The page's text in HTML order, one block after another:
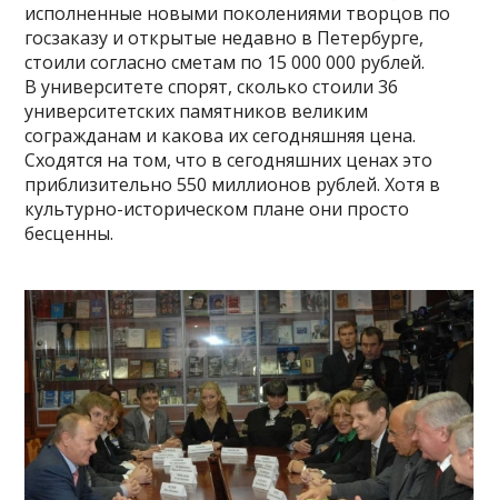
исполненные новыми поколениями творцов по
госзаказу и открытые недавно в Петербурге,
стоили согласно сметам по 15 000 000 рублей.
В университете спорят, сколько стоили 36
университетских памятников великим
согражданам и какова их сегодняшняя цена.
Сходятся на том, что в сегодняшних ценах это
приблизительно 550 миллионов рублей. Хотя в
культурно-историческом плане они просто
бесценны.